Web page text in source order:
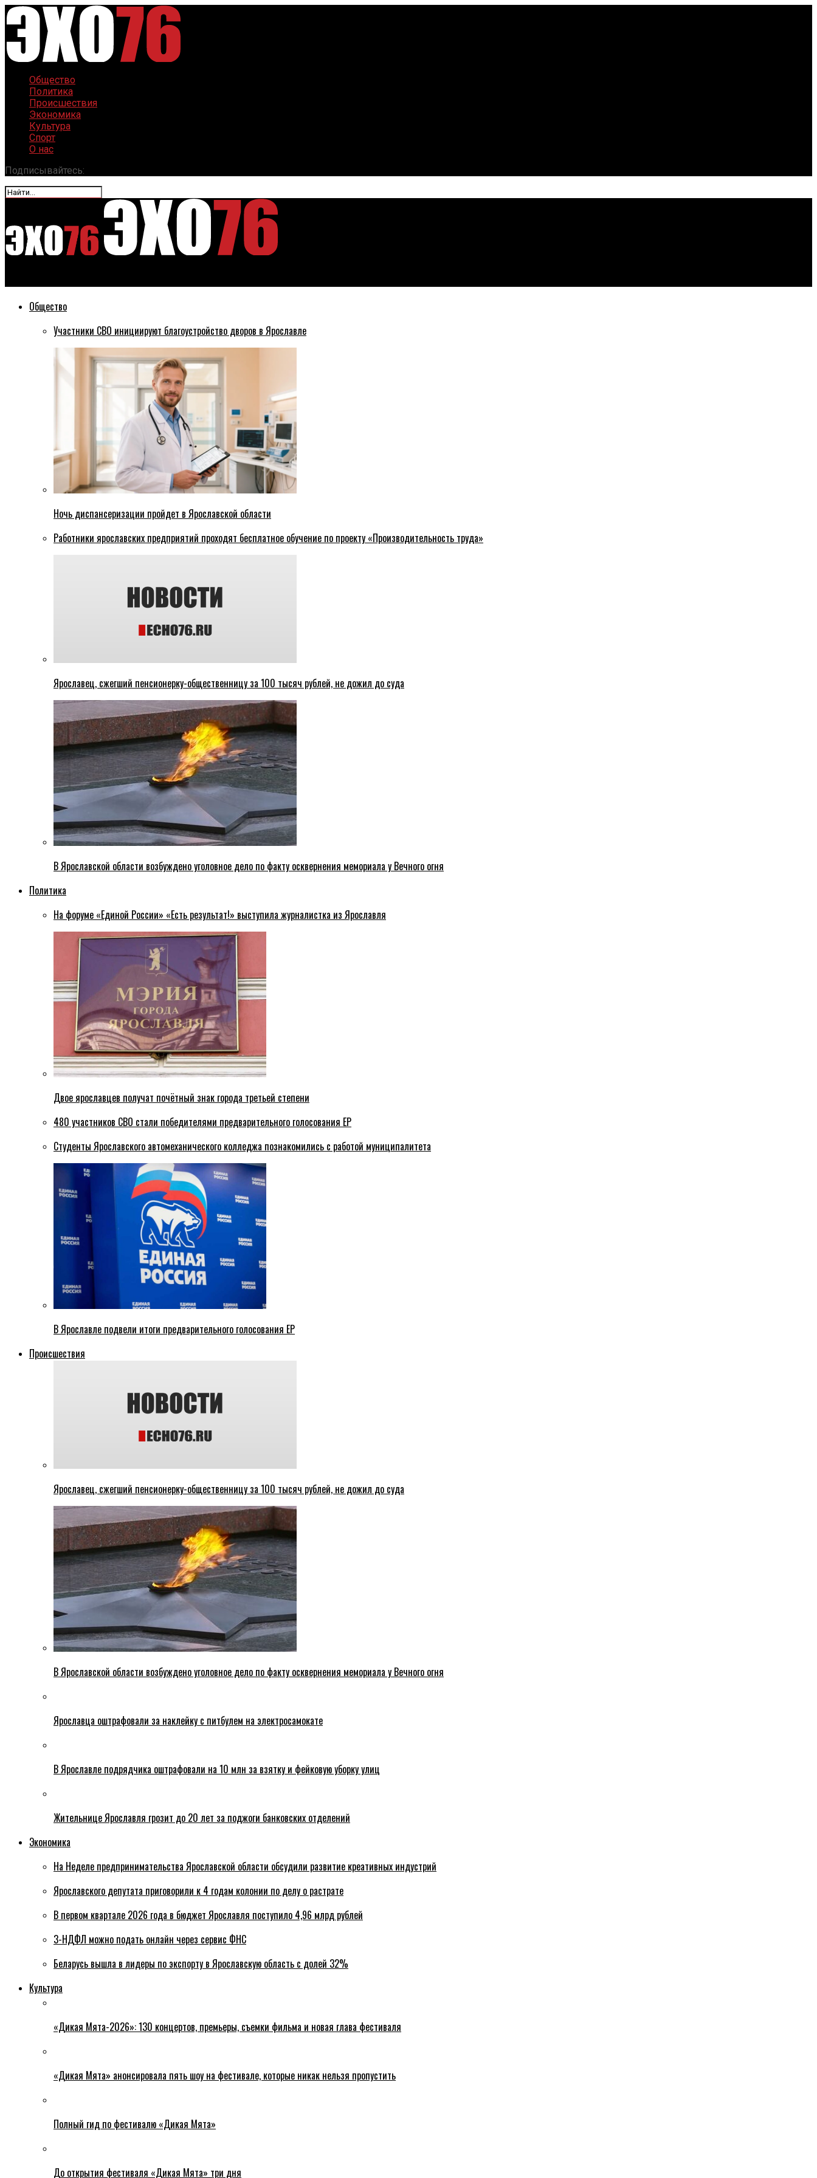
Общество
Политика
Происшествия
Экономика
Культура
Спорт
О нас
Подписывайтесь:
Общество
Участники СВО инициируют благоустройство дворов в Ярославле
Ночь диспансеризации пройдет в Ярославской области
Работники ярославских предприятий проходят бесплатное обучение по проекту «Производительность труда»
Ярославец, сжегший пенсионерку-общественницу за 100 тысяч рублей, не дожил до суда
В Ярославской области возбуждено уголовное дело по факту осквернения мемориала у Вечного огня
Политика
На форуме «Единой России» «Есть результат!» выступила журналистка из Ярославля
Двое ярославцев получат почётный знак города третьей степени
480 участников СВО стали победителями предварительного голосования ЕР
Студенты Ярославского автомеханического колледжа познакомились с работой муниципалитета
В Ярославле подвели итоги предварительного голосования ЕР
Происшествия
Ярославец, сжегший пенсионерку-общественницу за 100 тысяч рублей, не дожил до суда
В Ярославской области возбуждено уголовное дело по факту осквернения мемориала у Вечного огня
Ярославца оштрафовали за наклейку с питбулем на электросамокате
В Ярославле подрядчика оштрафовали на 10 млн за взятку и фейковую уборку улиц
Жительнице Ярославля грозит до 20 лет за поджоги банковских отделений
Экономика
На Неделе предпринимательства Ярославской области обсудили развитие креативных индустрий
Ярославского депутата приговорили к 4 годам колонии по делу о растрате
В первом квартале 2026 года в бюджет Ярославля поступило 4,96 млрд рублей
3-НДФЛ можно подать онлайн через сервис ФНС
Беларусь вышла в лидеры по экспорту в Ярославскую область с долей 32%
Культура
«Дикая Мята-2026»: 130 концертов, премьеры, съемки фильма и новая глава фестиваля
«Дикая Мята» анонсировала пять шоу на фестивале, которые никак нельзя пропустить
Полный гид по фестивалю «Дикая Мята»
До открытия фестиваля «Дикая Мята» три дня